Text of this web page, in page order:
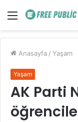
Menü
Anasayfa / Yaşam
Yaşam
AK Parti